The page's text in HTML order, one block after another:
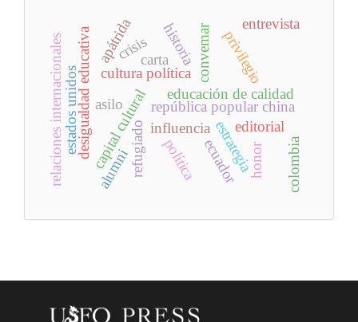
cultura política
carta
educación de calidad
desigualdad educativacapital cultural
refugiado
apátrida
asilo
alumni
república popular china
estados unidos influenciaestrategia
convemar
relaciones internacionales crisis
política ecuador
editorial
honor
privilegio
entrevista
historia
colombia